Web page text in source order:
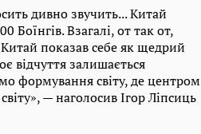
дивно звучить... Китай
Взагалі, от так от,
показав себе як щедрий
залишається
формування світу, де центром
— наголосив Ігор Ліпсиць